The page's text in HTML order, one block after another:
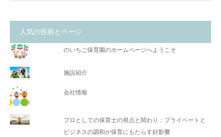
人気の投稿とページ
のいちご保育園のホームページへようこそ
施設紹介
会社情報
プロとしての保育士の視点と関わり：プライベートと
ビジネスの調和が保育にもたらす好影響